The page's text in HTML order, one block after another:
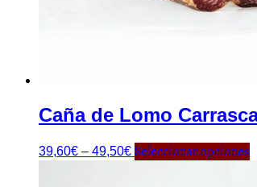
Caña de Lomo
39,60€ – 49,50€ Seleccionar opciones